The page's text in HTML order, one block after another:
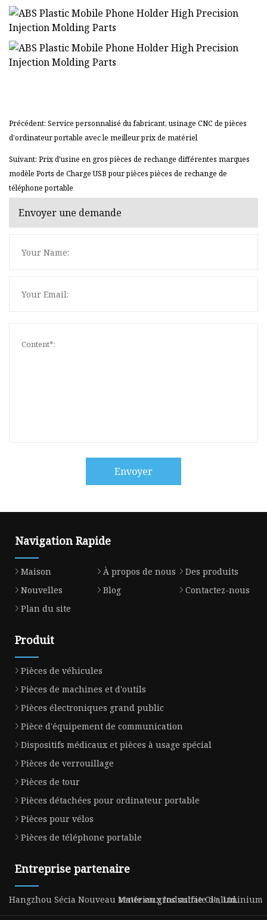
Précédent: Service personnalisé du fabricant, usinage CNC de pièces
d'ordinateur portable avec le meilleur prix de matériel
Suivant: Prix ​​d'usine en gros pièces de rechange différentes marques
modèle Ports de Charge USB pour pièces pièces de rechange de
téléphone portable
Envoyer une demande
Envoyer
Navigation Rapide
Maison À propos de nous
Des produits
Nouvelles
Blog
Contactez-nous
Plan du site
Produit
Pièces de véhicules
Pièces de machines et d'outils
Pièces électroniques grand public
Pièce d'équipement de communication
Dispositifs médicaux et pièces à usage spécial
Pièces de verrouillage
Pièces de tour
Pièces détachées pour ordinateur portable
Pièces pour vélos
Pièces de téléphone portable
Entreprise partenaire
Hangzhou Sécia Nouveau Matériaux Industrie Cie, Ltd.
vente en gros sulfate d'aluminium